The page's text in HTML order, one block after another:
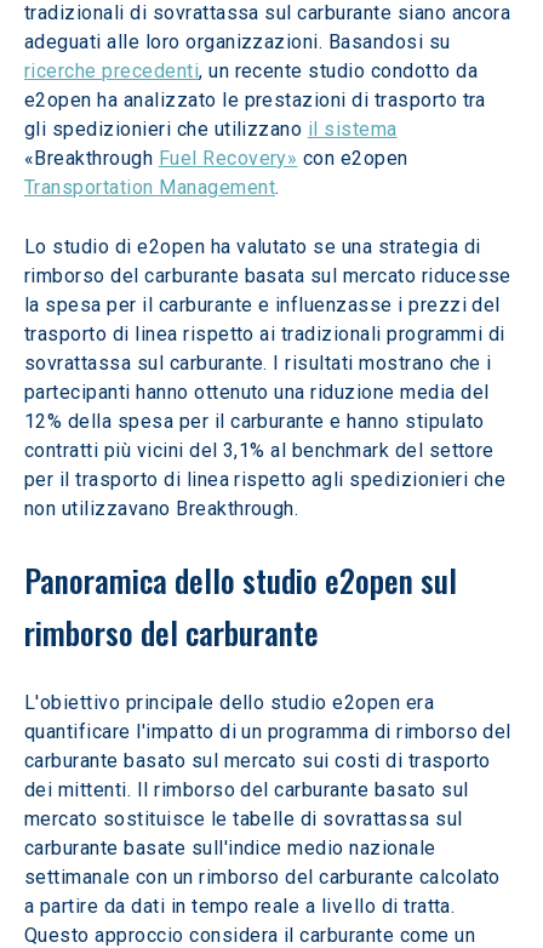
tradizionali di sovrattassa sul carburante siano ancora
adeguati alle loro organizzazioni. Basandosi su
ricerche precedenti, un recente studio condotto da
e2open ha analizzato le prestazioni di trasporto tra
gli spedizionieri che utilizzano il sistema
«Breakthrough Fuel Recovery» con e2open
Transportation Management.
Lo studio di e2open ha valutato se una strategia di
rimborso del carburante basata sul mercato riducesse
la spesa per il carburante e influenzasse i prezzi del
trasporto di linea rispetto ai tradizionali programmi di
sovrattassa sul carburante. I risultati mostrano che i
partecipanti hanno ottenuto una riduzione media del
12% della spesa per il carburante e hanno stipulato
contratti più vicini del 3,1% al benchmark del settore
per il trasporto di linea rispetto agli spedizionieri che
non utilizzavano Breakthrough.
Panoramica dello studio e2open sul
rimborso del carburante
L'obiettivo principale dello studio e2open era
quantificare l'impatto di un programma di rimborso del
carburante basato sul mercato sui costi di trasporto
dei mittenti. Il rimborso del carburante basato sul
mercato sostituisce le tabelle di sovrattassa sul
carburante basate sull'indice medio nazionale
settimanale con un rimborso del carburante calcolato
a partire da dati in tempo reale a livello di tratta.
Questo approccio considera il carburante come un